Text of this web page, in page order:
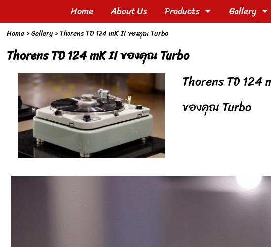
Home About Us Products Gallery
Home>Gallery>Thorens TD 124 mK II ของคุณ Turbo
Thorens TD 124 mK II ของคุณ Turbo
Thorens TD 124
ของคุณ Turbo